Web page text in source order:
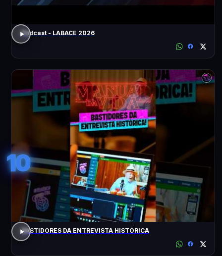
Podcast - LABACE 2026
10
BASTIDORES DA ENTREVISTA HISTÓRICA